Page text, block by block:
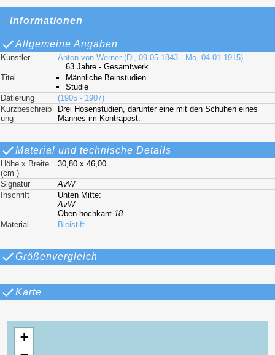
Informationen
Allgemeine Angaben
Künstler Anton von Werner (Di, 09.05.1843 - Mo, 04.01.1915) -
63 Jahre - Gesamtwerk
Titel
Männliche Beinstudien
Studie
Datierung
(1905 - 1907)
Kurzbeschreib
ung
Drei Hosenstudien, darunter eine mit den Schuhen eines
Mannes im Kontrapost.
Material und technische Details
Höhe x Breite
(cm )
30,80 x 46,00
Signatur
AvW
Inschrift
Unten Mitte:
AvW
Oben hochkant18
Material
Bleistift
Größenvergleich
Karte
+